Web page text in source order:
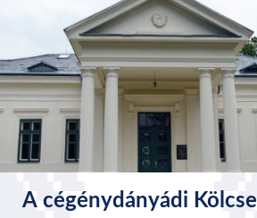
A cégénydányádi